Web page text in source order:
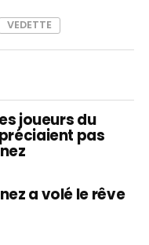
VEDETTE
joueurs du
pas
a volé le rêve